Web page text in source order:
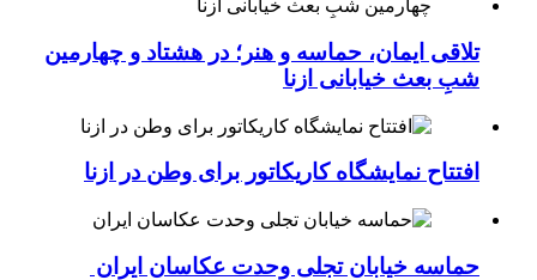
تلاقی ایمان، حماسه و هنر؛ در هشتاد و چهارمین
شبِ بعث خیابانی ازنا
افتتاح نمایشگاه کاریکاتور برای وطن در ازنا
حماسه خیابان تجلی وحدت عکاسان ایران